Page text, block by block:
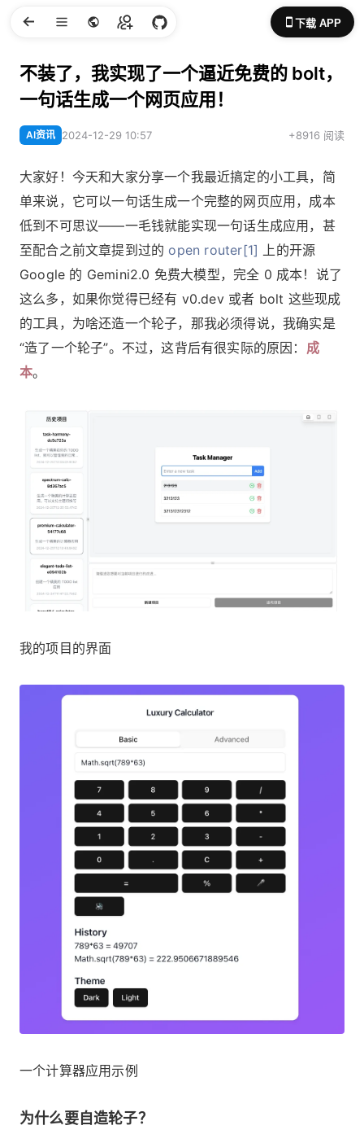
下载 APP
不装了，我实现了一个逼近免费的 bolt，
一句话生成一个网页应用！
AI资讯 2024-12-29 10:57 +8916 阅读
大家好！今天和大家分享一个我最近搞定的小工具，简
单来说，它可以一句话生成一个完整的网页应用，成本
低到不可思议——一毛钱就能实现一句话生成应用，甚
至配合之前文章提到过的open router[1] 上的开源
Google 的 Gemini2.0 免费大模型，完全 0 成本！说了
这么多，如果你觉得已经有 v0.dev 或者 bolt 这些现成
的工具，为啥还造一个轮子，那我必须得说，我确实是
“造了一个轮子”。不过，这背后有很实际的原因： 成
本。
我的项目的界面
一个计算器应用示例
为什么要自造轮子？